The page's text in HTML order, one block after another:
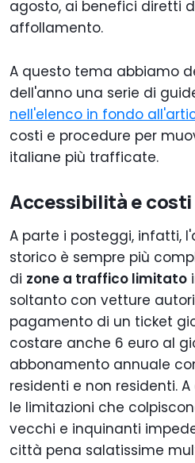
agosto, ai benefici diretti
affollamento.
A questo tema abbiamo
dell'anno una serie di
nell'elenco in fondo
costi e procedure per
italiane più trafficate.
Accessibilità e costi
A parte i posteggi, infatti,
storico è sempre più
di zone a traffico limitato
soltanto con vetture
pagamento di un ticket
costare anche 6 euro al
abbonamento annuale
residenti e non residenti.
le limitazioni che
vecchi e inquinanti
città pena salatissime